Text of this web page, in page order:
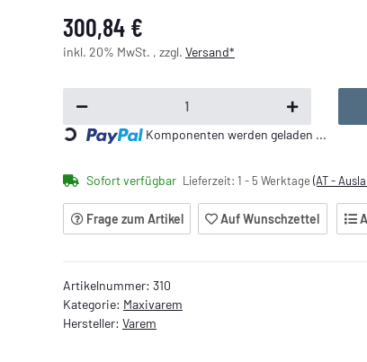
300,84 €
inkl. 20% MwSt. , zzgl. Versand*
Loading... Komponenten werden geladen ...
Sofort verfügbar Lieferzeit: 1 - 5 Werktage (AT -
Frage zum Artikel Auf Wunschzettel
Artikelnummer: 310
Kategorie: Maxivarem
Hersteller: Varem